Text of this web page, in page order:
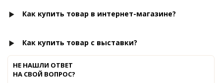
Как купить товар в интернет-магазине?
Как купить товар с выставки?
НЕ НАШЛИ ОТВЕТ
НА СВОЙ ВОПРОС?